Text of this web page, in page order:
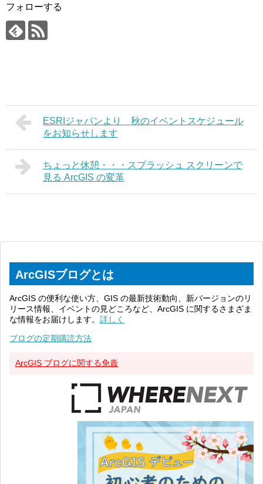
フォローする
ESRIジャパンより 秋のイベントスケジュール
をお知らせします
ちょっと休憩・・・スプラッシュ スクリーンで
見る ArcGIS の変革
ArcGISブログとは
ArcGIS の便利な使い方、GIS の最新技術動向、新バージョンのリ
リース情報、イベントの見どころなど、ArcGIS に関するさまざま
な情報をお届けします。 詳しく
ブログの定期購読方法
ArcGIS ブログに関する免責